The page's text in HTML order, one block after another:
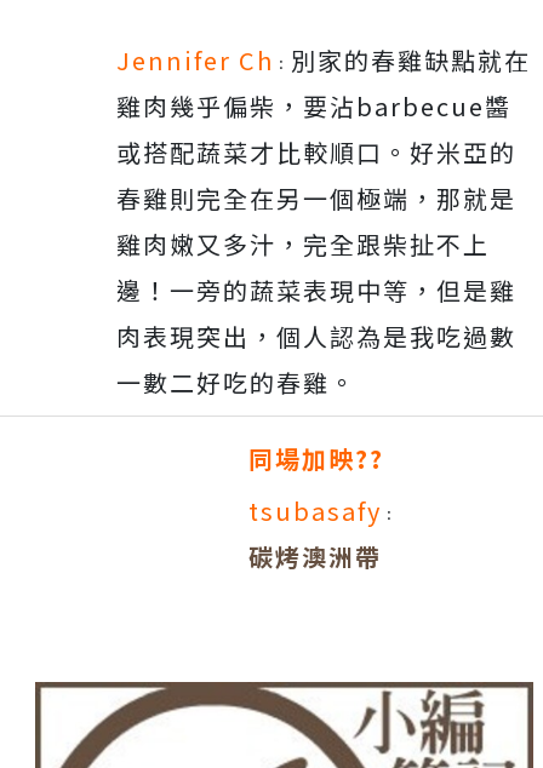
Jennifer Ch ： 別家的春雞缺點就在
雞肉幾乎偏柴，要沾barbecue醬
或搭配蔬菜才比較順口。好米亞的
春雞則完全在另一個極端，那就是
雞肉嫩又多汁，完全跟柴扯不上
邊！一旁的蔬菜表現中等，但是雞
肉表現突出，個人認為是我吃過數
一數二好吃的春雞。
主菜整體評
同場加映??
tsubasafy ：
碳烤澳洲帶
二塊羊排熟
度不一致，